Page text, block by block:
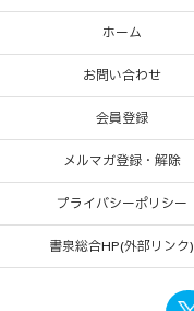
ホーム
お問い合わせ
会員登録
メルマガ登録・解除
プライバシーポリシー
書泉総合HP(外部リンク)